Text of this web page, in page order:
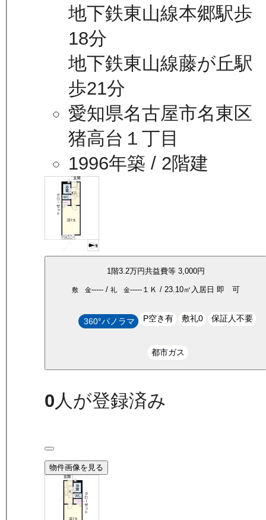
地下鉄東山線本郷駅歩
18分
地下鉄東山線藤が丘駅
歩21分
愛知県名古屋市名東区
猪高台１丁目
1996年築 / 2階建
1階3.2万円共益費等3,000円
敷 金----- /礼 金----- １Ｋ / 23.10㎡ 入居日 即 可
360°パノラマ P空き有 敷礼0 保証人不要
都市ガス
0 人が登録済み
物件画像を見る